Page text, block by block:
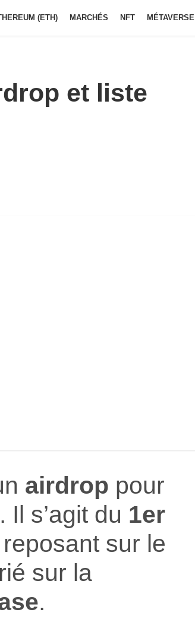
(ETH) MARCHÉS NFT MÉTAVERSE
et liste
airdrop pour
. Il s’agit du 1er
sur le
sur la
.